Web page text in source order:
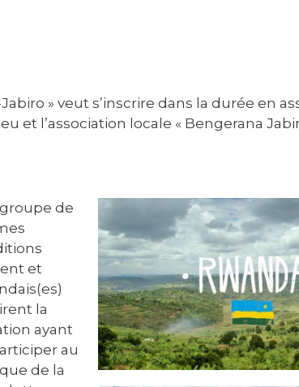
» veut s’inscrire dans la durée en
et l’association locale « Bengerana
de
et
la
ayant
au
de la